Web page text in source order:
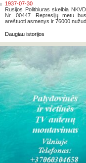
1937-07-30
Rusijos Politbiuras skelbia
Nr. 00447. Represijų metu
areštuoti asmenys ir 76000
Daugiau istorijos